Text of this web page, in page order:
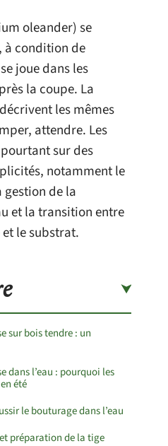
oleander) se
à condition de
joue dans les
la coupe. La
les mêmes
attendre. Les
sur des
notamment le
de la
et la transition entre
le substrat.
sur bois tendre : un
dans l’eau : pourquoi les
été
le bouturage dans l’eau
préparation de la tige